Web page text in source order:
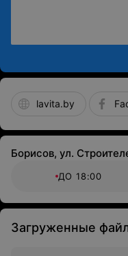
lavita.by
Борисов, ул.
ДО 18:00
Загруженные